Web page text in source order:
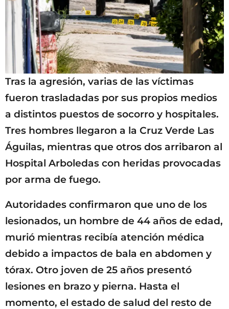
Tras la agresión, varias de las víctimas
fueron trasladadas por sus propios medios
a distintos puestos de socorro y hospitales.
Tres hombres llegaron a la Cruz Verde Las
Águilas, mientras que otros dos arribaron al
Hospital Arboledas con heridas provocadas
por arma de fuego.
Autoridades confirmaron que uno de los
lesionados, un hombre de 44 años de edad,
murió mientras recibía atención médica
debido a impactos de bala en abdomen y
tórax. Otro joven de 25 años presentó
lesiones en brazo y pierna. Hasta el
momento, el estado de salud del resto de